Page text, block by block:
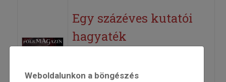
Egy százéves kutatói
hagyaték
2016/1
Weboldalunkon a böngészés